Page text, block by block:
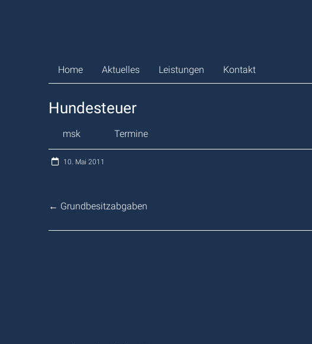
Home Aktuelles Leistungen Kontakt
Hundesteuer
msk Termine
10. Mai 2011
← Grundbesitzabgaben